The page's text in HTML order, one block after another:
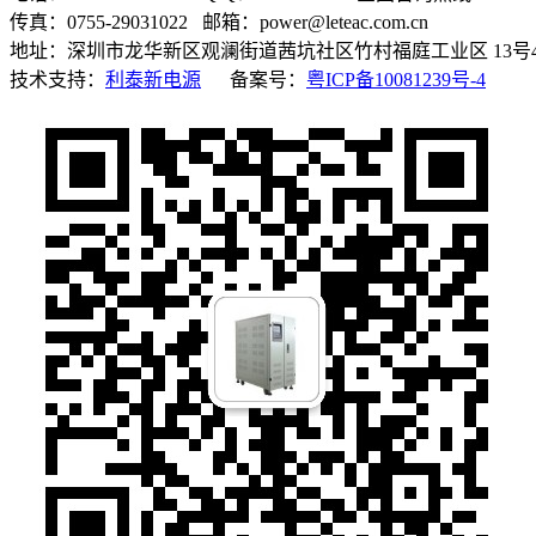
传真：0755-29031022 邮箱：power@leteac.com.cn
地址：深圳市龙华新区观澜街道茜坑社区竹村福庭工业区 13号
技术支持： 利泰新电源 备案号： 粤ICP备10081239号-4